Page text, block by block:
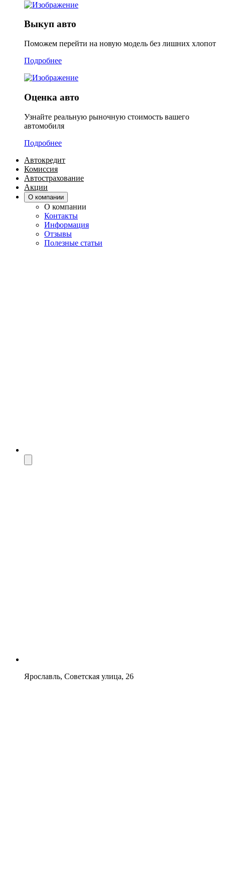
Выкуп авто
Поможем перейти на новую модель без лишних хлопот
Подробнее
Оценка авто
Узнайте реальную рыночную стоимость вашего
автомобиля
Подробнее
Автокредит
Комиссия
Автострахование
Акции
О компании
О компании
Контакты
Информация
Отзывы
Полезные статьи
Ярославль, Советская улица, 26